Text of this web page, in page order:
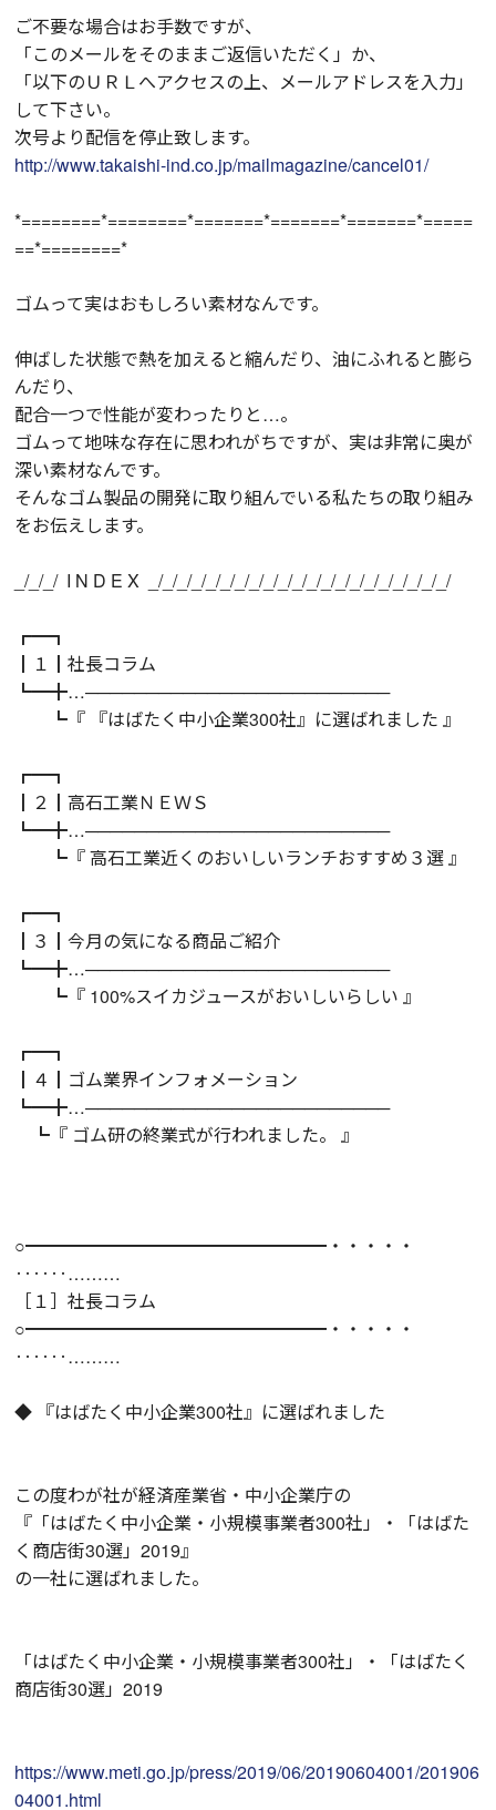
ご不要な場合はお手数ですが、
「このメールをそのままご返信いただく」か、
「以下のＵＲＬへアクセスの上、メールアドレスを入力」
して下さい。
次号より配信を停止致します。
http://www.takaishi-ind.co.jp/mailmagazine/cancel01/
*========*========*=======*=======*=======*=====
==*========*
ゴムって実はおもしろい素材なんです。
伸ばした状態で熱を加えると縮んだり、油にふれると膨ら
んだり、
配合一つで性能が変わったりと…。
ゴムって地味な存在に思われがちですが、実は非常に奥が
深い素材なんです。
そんなゴム製品の開発に取り組んでいる私たちの取り組み
をお伝えします。
_/_/_/ I N D E X _/_/_/_/_/_/_/_/_/_/_/_/_/_/_/_/_/_/_/_/_/
┏━┓
┃１┃社長コラム
┗━╋…─────────────────────────
┗『 『はばたく中小企業300社』に選ばれました 』
┏━┓
┃２┃高石工業ＮＥＷＳ
┗━╋…─────────────────────────
┗『 高石工業近くのおいしいランチおすすめ３選 』
┏━┓
┃３┃今月の気になる商品ご紹介
┗━╋…─────────────────────────
┗『 100%スイカジュースがおいしいらしい 』
┏━┓
┃４┃ゴム業界インフォメーション
┗━╋…─────────────────────────
┗『 ゴム研の終業式が行われました。 』
○━━━━━━━━━━━━━━━━━・・・・・
‥‥‥………
［１］社長コラム
○━━━━━━━━━━━━━━━━━・・・・・
‥‥‥………
◆ 『はばたく中小企業300社』に選ばれました
この度わが社が経済産業省・中小企業庁の
『「はばたく中小企業・小規模事業者300社」・「はばた
く商店街30選」2019』
の一社に選ばれました。
「はばたく中小企業・小規模事業者300社」・「はばたく
商店街30選」2019
https://www.meti.go.jp/press/2019/06/20190604001/201906
04001.html